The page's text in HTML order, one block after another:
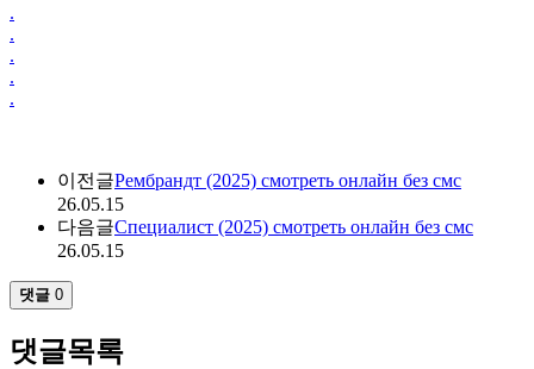
.
.
.
.
.
이전글Рембрандт (2025) смотреть онлайн без смс
26.05.15
다음글Специалист (2025) смотреть онлайн без смс
26.05.15
댓글 0
댓글목록